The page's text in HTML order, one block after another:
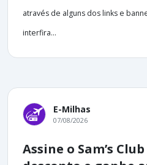
através de alguns dos links e
interfira...
E-Milhas
07/08/2026
Assine o Sam’s